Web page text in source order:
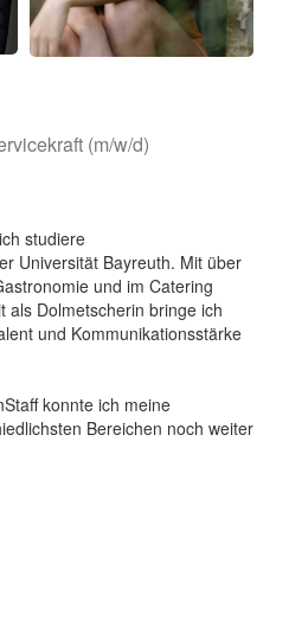
(m/w/d)
studiere
Universität Bayreuth. Mit über
und im Catering
als Dolmetscherin bringe ich
und Kommunikationsstärke
konnte ich meine
Bereichen noch weiter